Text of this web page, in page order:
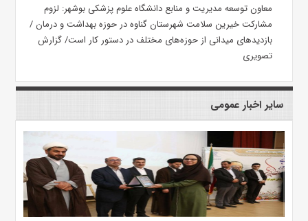
معاون توسعه مدیریت و منابع دانشگاه علوم پزشکی بوشهر: لزوم
مشارکت خیرین سلامت شهرستان گناوه در حوزه بهداشت و درمان /
بازدیدهای میدانی از حوزه‌های مختلف در دستور کار است/ گزارش
تصویری
سایر اخبار عمومی